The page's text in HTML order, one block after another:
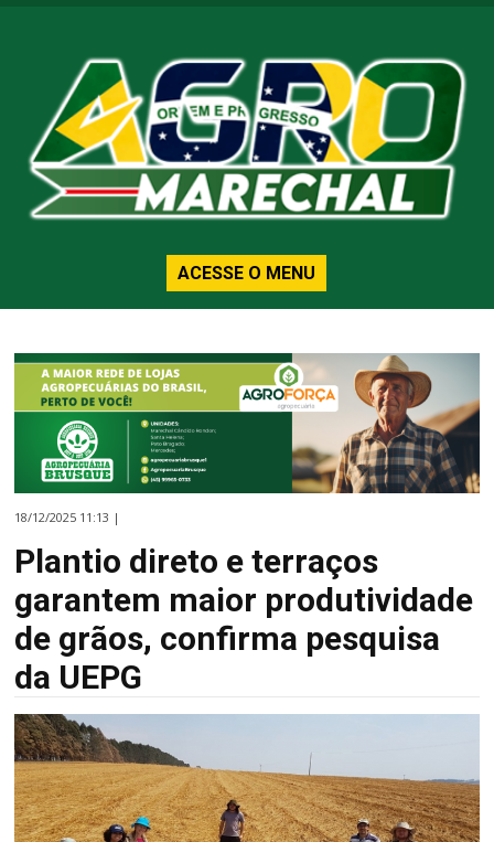
ACESSE O MENU
18/12/2025 11:13 |
Plantio direto e terraços
garantem maior produtividade
de grãos, confirma pesquisa
da UEPG